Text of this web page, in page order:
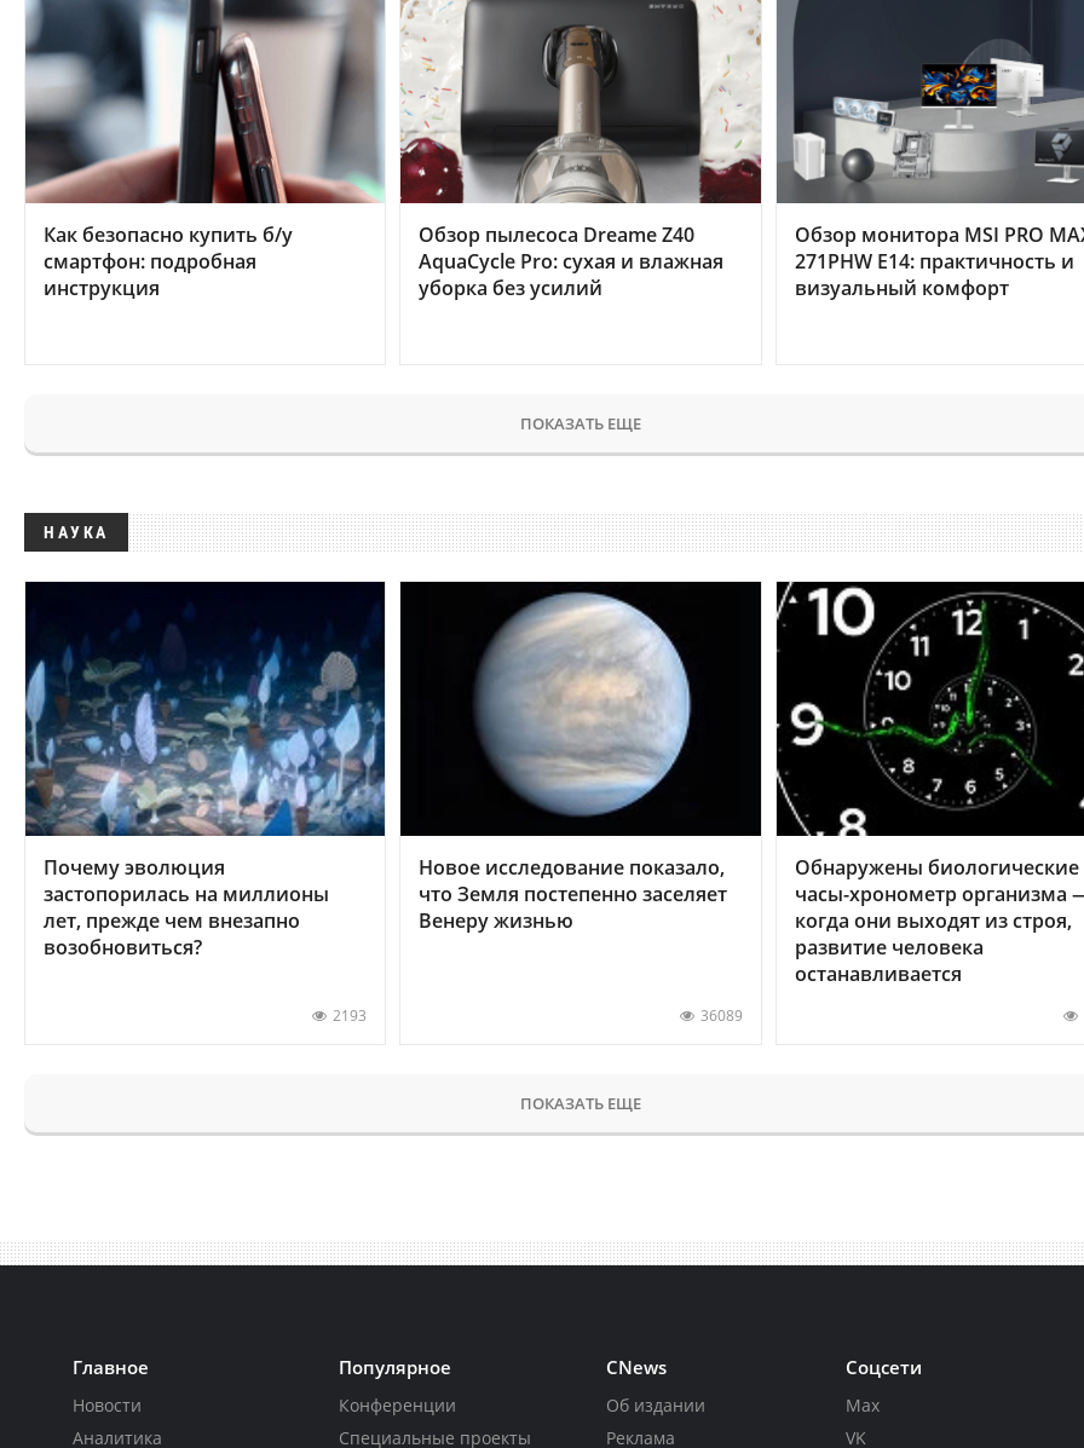
Как безопасно купить б/у
смартфон: подробная
инструкция
Обзор пылесоса Dreame Z40
AquaCycle Pro: сухая и влажная
уборка без усилий
Обзор монитора MSI PRO
271PHW E14: практичность и
визуальный комфорт
ПОКАЗАТЬ ЕЩЕ
НАУКА
Почему эволюция
застопорилась на миллионы
лет, прежде чем внезапно
возобновиться?
2193
Новое исследование показало,
что Земля постепенно заселяет
Венеру жизнью
36089
Обнаружены биологические
часы-хронометр организма
когда они выходят из строя,
развитие человека
останавливается
ПОКАЗАТЬ ЕЩЕ
Главное
Новости
Аналитика
Популярное
Конференции
Специальные проекты
CNews
Об издании
Реклама
Соцсети
Max
VK